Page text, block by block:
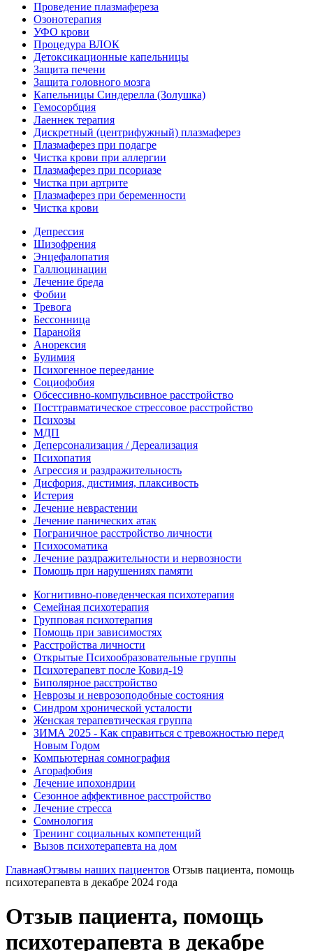
Проведение плазмафереза
Озонотерапия
УФО крови
Процедура ВЛОК
Детоксикационные капельницы
Защита печени
Защита головного мозга
Капельницы Синдерелла (Золушка)
Гемосорбция
Лаеннек терапия
Дискретный (центрифужный) плазмаферез
Плазмаферез при подагре
Чистка крови при аллергии
Плазмаферез при псориазе
Чистка при артрите
Плазмаферез при беременности
Чистка крови
Депрессия
Шизофрения
Энцефалопатия
Галлюцинации
Лечение бреда
Фобии
Тревога
Бессонница
Паранойя
Анорексия
Булимия
Психогенное переедание
Социофобия
Обсессивно-компульсивное расстройство
Посттравматическое стрессовое расстройство
Психозы
МДП
Деперсонализация / Дереализация
Психопатия
Агрессия и раздражительность
Дисфория, дистимия, плаксивость
Истерия
Лечение неврастении
Лечение панических атак
Пограничное расстройство личности
Психосоматика
Лечение раздражительности и нервозности
Помощь при нарушениях памяти
Когнитивно-поведенческая психотерапия
Семейная психотерапия
Групповая психотерапия
Помощь при зависимостях
Расстройства личности
Открытые Психообразовательные группы
Психотерапевт после Ковид-19
Биполярное расстройство
Неврозы и неврозоподобные состояния
Синдром хронической усталости
Женская терапевтическая группа
ЗИМА 2025 - Как справиться с тревожностью перед
Новым Годом
Компьютерная сомнография
Агорафобия
Лечение ипохондрии
Сезонное аффективное расстройство
Лечение стресса
Сомнология
Тренинг социальных компетенций
Вызов психотерапевта на дом
ГлавнаяОтзывы наших пациентов Отзыв пациента, помощь
психотерапевта в декабре 2024 года
Отзыв пациента, помощь
психотерапевта в декабре